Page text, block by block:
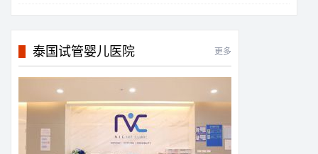
泰国试管婴儿医院 更多